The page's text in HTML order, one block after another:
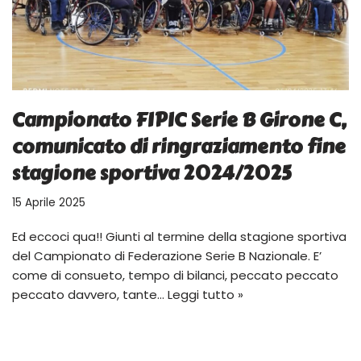
Campionato FIPIC Serie B Girone C,
comunicato di ringraziamento fine
stagione sportiva 2024/2025
15 Aprile 2025
Ed eccoci qua!! Giunti al termine della stagione sportiva
del Campionato di Federazione Serie B Nazionale. E’
come di consueto, tempo di bilanci, peccato peccato
peccato davvero, tante… Leggi tutto »